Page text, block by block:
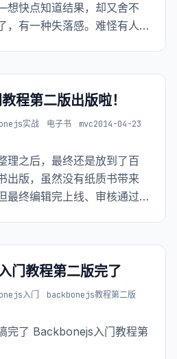
快点知道结果，却又舍不
，有一种失落感。难怪有人
程第二版出版啦！
实战 电子书 mvc2014-04-23
理之后，最终还是放到了百
出版，虽然没有纸质书带来
最终编辑完上线、审核通过
门教程第二版完了
入门
backbonejs教程第二版
完了 Backbonejs入门教程第